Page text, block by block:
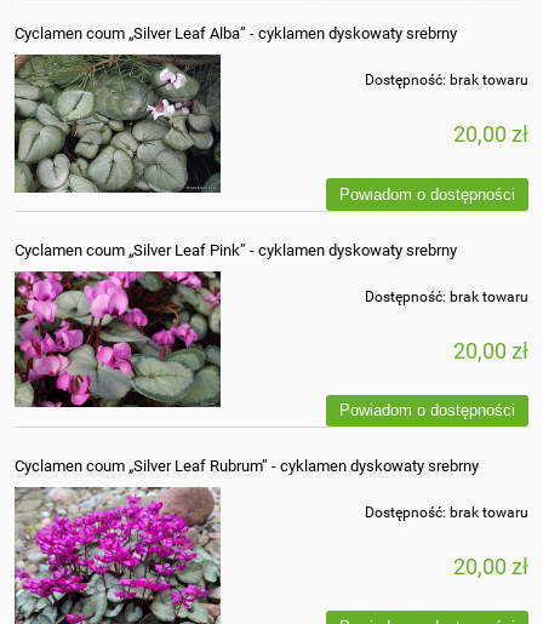
Cyclamen coum „Silver Leaf Alba” - cyklamen dyskowaty srebrny
Dostępność: brak towaru
20,00 zł
Powiadom o dostępności
Cyclamen coum „Silver Leaf Pink” - cyklamen dyskowaty srebrny
Dostępność: brak towaru
20,00 zł
Powiadom o dostępności
Cyclamen coum „Silver Leaf Rubrum” - cyklamen dyskowaty srebrny
Dostępność: brak towaru
20,00 zł